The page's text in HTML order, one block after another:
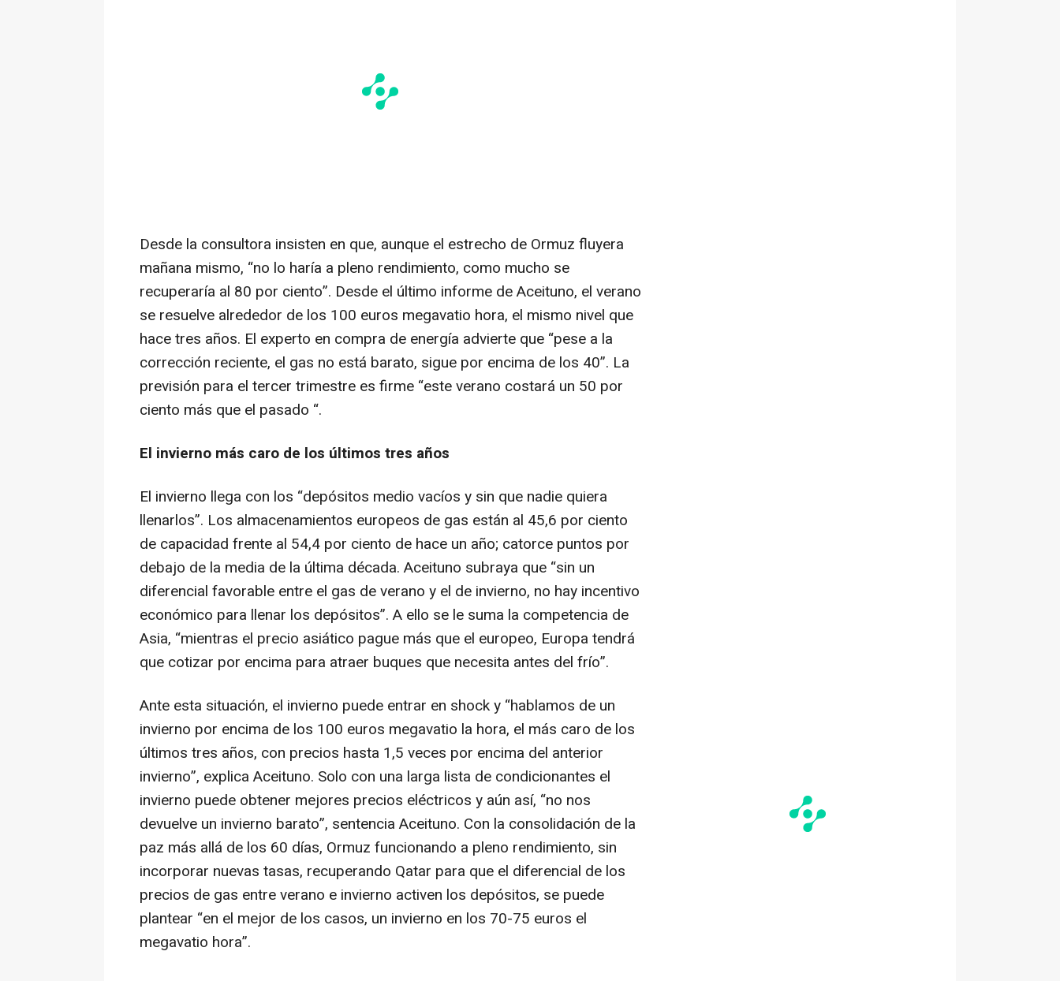
Desde la consultora insisten en que, aunque el estrecho de Ormuz fluyera
mañana mismo, “no lo haría a pleno rendimiento, como mucho se
recuperaría al 80 por ciento”. Desde el último informe de Aceituno, el verano
se resuelve alrededor de los 100 euros megavatio hora, el mismo nivel que
hace tres años. El experto en compra de energía advierte que “pese a la
corrección reciente, el gas no está barato, sigue por encima de los 40”. La
previsión para el tercer trimestre es firme “este verano costará un 50 por
ciento más que el pasado “.
El invierno más caro de los últimos tres años
El invierno llega con los “depósitos medio vacíos y sin que nadie quiera
llenarlos”. Los almacenamientos europeos de gas están al 45,6 por ciento
de capacidad frente al 54,4 por ciento de hace un año; catorce puntos por
debajo de la media de la última década. Aceituno subraya que “sin un
diferencial favorable entre el gas de verano y el de invierno, no hay incentivo
económico para llenar los depósitos”. A ello se le suma la competencia de
Asia, “mientras el precio asiático pague más que el europeo, Europa tendrá
que cotizar por encima para atraer buques que necesita antes del frío”.
Ante esta situación, el invierno puede entrar en shock y “hablamos de un
invierno por encima de los 100 euros megavatio la hora, el más caro de los
últimos tres años, con precios hasta 1,5 veces por encima del anterior
invierno”, explica Aceituno. Solo con una larga lista de condicionantes el
invierno puede obtener mejores precios eléctricos y aún así, “no nos
devuelve un invierno barato”, sentencia Aceituno. Con la consolidación de la
paz más allá de los 60 días, Ormuz funcionando a pleno rendimiento, sin
incorporar nuevas tasas, recuperando Qatar para que el diferencial de los
precios de gas entre verano e invierno activen los depósitos, se puede
plantear “en el mejor de los casos, un invierno en los 70-75 euros el
megavatio hora”.